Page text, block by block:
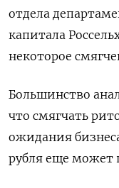
отдела
капитала
некоторое
Большинство
что смягчать
ожидания
рубля еще может